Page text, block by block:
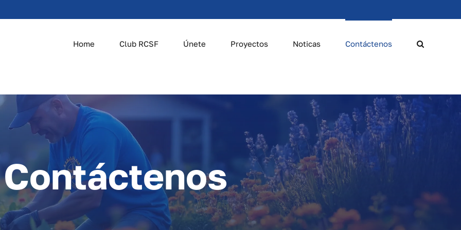
Home Club RCSF Únete Proyectos Noticas Contáctenos
Contáctenos